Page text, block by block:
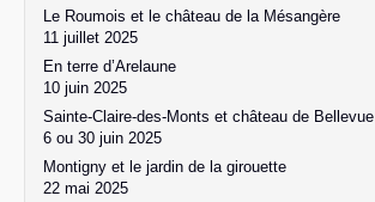
Le Roumois et le château de la Mésangère
11 juillet 2025
En terre d’Arelaune
10 juin 2025
Sainte-Claire-des-Monts et château de Bellevue
6 ou 30 juin 2025
Montigny et le jardin de la girouette
22 mai 2025